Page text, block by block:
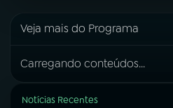
Veja mais do Programa
Carregando conteúdos...
Notícias Recentes